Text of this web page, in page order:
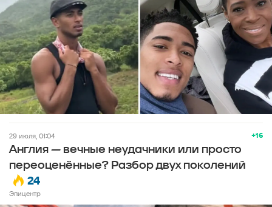
+16
29 июля, 01:04
Англия — вечные неудачники или просто
переоценённые? Разбор двух поколений
24
Эпицентр